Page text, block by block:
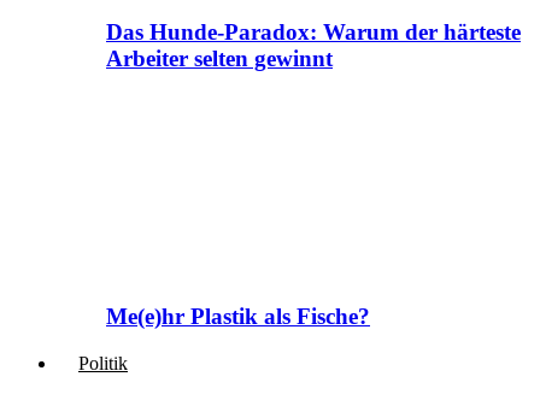
Das Hunde-Paradox: Warum der härteste
Arbeiter selten gewinnt
Me(e)hr Plastik als Fische?
Politik